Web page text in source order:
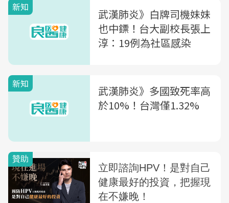
新知
武漢肺炎》白牌司機妹妹
也中鏢！台大副校長張上
淳：19例為社區感染
新知
武漢肺炎》多國致死率高
於10%！台灣僅1.32%